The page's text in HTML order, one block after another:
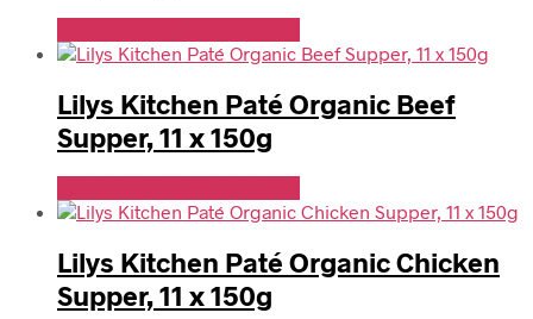
Lilys Kitchen Paté Organic Beef
Supper, 11 x 150g
Lilys Kitchen Paté Organic Chicken
Supper, 11 x 150g